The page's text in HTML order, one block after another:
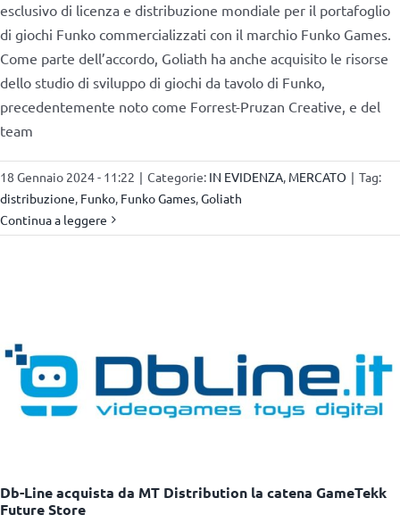
esclusivo di licenza e distribuzione mondiale per il portafoglio
di giochi Funko commercializzati con il marchio Funko Games.
Come parte dell’accordo, Goliath ha anche acquisito le risorse
dello studio di sviluppo di giochi da tavolo di Funko,
precedentemente noto come Forrest-Pruzan Creative, e del
team
18 Gennaio 2024 - 11:22 | Categorie: IN EVIDENZA, MERCATO | Tag:
distribuzione, Funko, Funko Games,Goliath
Continua a leggere
Db-Line acquista da MT Distribution la catena GameTekk
Future Store